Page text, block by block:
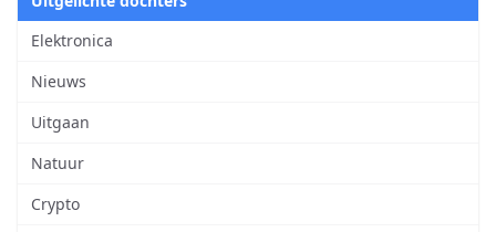
Elektronica
Nieuws
Uitgaan
Natuur
Crypto